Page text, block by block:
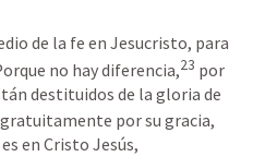
de la fe en Jesucristo, para
no hay diferencia,23 por
destituidos de la gloria de
por su gracia,
en Cristo Jesús,